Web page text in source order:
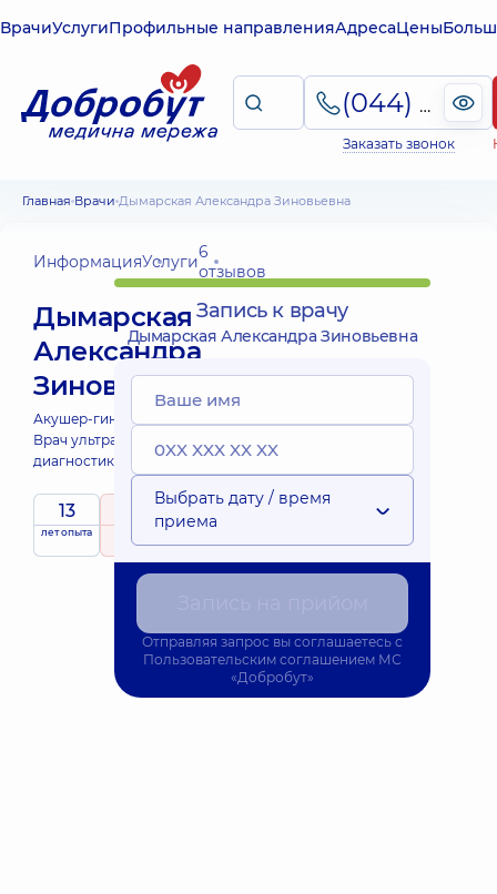
ВрачиУслугиПрофильные направленияАдресаЦены
(044) 495-2-888
Заказать звонок
Главная Врачи Дымарская Александра Зиновьевна
ИнформацияУслуги6
отзывов
Дымарская
Александра
Зиновьевна
Акушер-гинеколог;
Врач ультразвуковой
диагностики;
13
лет опыта
4.6 / 5
на основе
6 отзывов
Запись к врачу
Дымарская Александра Зиновьевна
Выбрать дату / время
приема
Отправляя запрос вы соглашаетесь с
Пользовательским соглашением МС
«Добробут»